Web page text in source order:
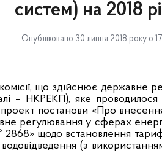
систем) на 2018
Опубліковано 30 липня 2018 року о
комісії, що здійснює державне
– НКРЕКП), яке
постанови «Про
регулювання у сферах
щодо встановлення
(з